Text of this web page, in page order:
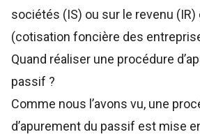
sociétés (IS) ou sur le revenu (IR)
(cotisation foncière des
Quand réaliser une procédure
passif ?
Comme nous l’avons vu, une
d’apurement du passif est mise